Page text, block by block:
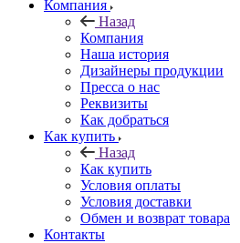
Компания
Назад
Компания
Наша история
Дизайнеры продукции
Пресса о нас
Реквизиты
Как добраться
Как купить
Назад
Как купить
Условия оплаты
Условия доставки
Обмен и возврат товара
Контакты